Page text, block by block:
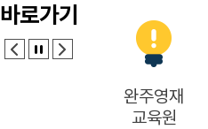
바로가기
특수교육
지원센터